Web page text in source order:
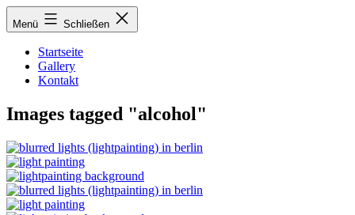
Zum
Inhalt
Menü Schließen
Startseite
Gallery
Kontakt
Images tagged "alcohol"